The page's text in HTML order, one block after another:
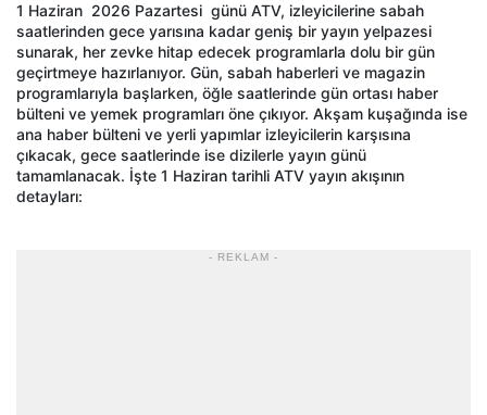
1 Haziran 2026 Pazartesi günü ATV, izleyicilerine sabah
saatlerinden gece yarısına kadar geniş bir yayın yelpazesi
sunarak, her zevke hitap edecek programlarla dolu bir gün
geçirtmeye hazırlanıyor. Gün, sabah haberleri ve magazin
programlarıyla başlarken, öğle saatlerinde gün ortası haber
bülteni ve yemek programları öne çıkıyor. Akşam kuşağında ise
ana haber bülteni ve yerli yapımlar izleyicilerin karşısına
çıkacak, gece saatlerinde ise dizilerle yayın günü
tamamlanacak. İşte 1 Haziran tarihli ATV yayın akışının
detayları:
- REKLAM -